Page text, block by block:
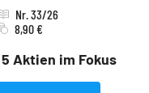
Aktien im Fokus
Nr. 33/26
8,90 €